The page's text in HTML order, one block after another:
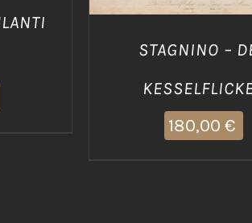
STAGNINO –
180,00 €